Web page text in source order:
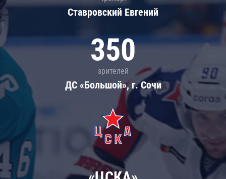
Ставровский Евгений
350
зрителей
ДС «Большой», г. Сочи